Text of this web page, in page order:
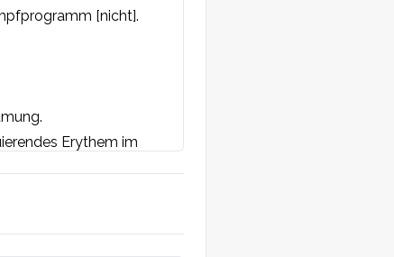
[nicht].
Erythem im